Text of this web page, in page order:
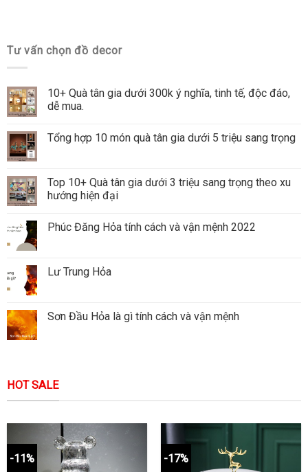
Tư vấn chọn đồ decor
10+ Quà tân gia dưới 300k ý nghĩa, tinh tế, độc đáo,
dễ mua.
Tổng hợp 10 món quà tân gia dưới 5 triệu sang trọng
Top 10+ Quà tân gia dưới 3 triệu sang trọng theo xu
hướng hiện đại
Phúc Đăng Hỏa tính cách và vận mệnh 2022
Lư Trung Hỏa
Sơn Đầu Hỏa là gì tính cách và vận mệnh
HOT SALE
-11% -17%